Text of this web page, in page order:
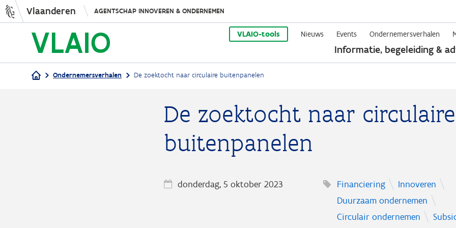
Overslaan
en
naar
de
Vlaanderen AGENTSCHAP INNOVEREN & ONDERNEMEN
VLAIO-tools Nieuws Events Ondernemersverhalen
Informatie, begeleiding &
Ondernemersverhalen De zoektocht naar circulaire buitenpanelen
De zoektocht naar circulaire
buitenpanelen
donderdag, 5 oktober 2023 Financiering
Innoveren
Duurzaam ondernemen
Circulair ondernemen